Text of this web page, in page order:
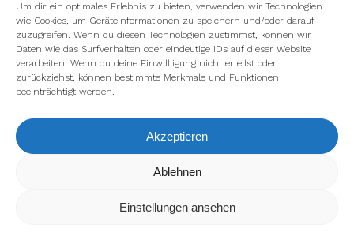
Um dir ein optimales Erlebnis zu bieten, verwenden wir Technologien
wie Cookies, um Geräteinformationen zu speichern und/oder darauf
zuzugreifen. Wenn du diesen Technologien zustimmst, können wir
Daten wie das Surfverhalten oder eindeutige IDs auf dieser Website
verarbeiten. Wenn du deine Einwillligung nicht erteilst oder
zurückziehst, können bestimmte Merkmale und Funktionen
beeinträchtigt werden.
Akzeptieren
Ablehnen
Einstellungen ansehen
Wir verwenden Cookies, um dir die bestmögliche Erfahrung auf
kannst du erfahren, welche Cookies wir
verwenden oder sie ausschalten.